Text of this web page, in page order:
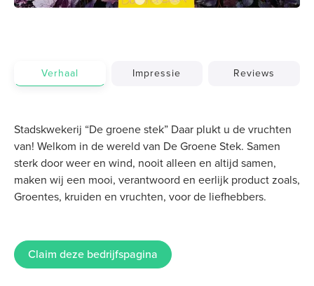
Verhaal Impressie Reviews
Stadskwekerij “De groene stek” Daar plukt u de vruchten
van! Welkom in de wereld van De Groene Stek. Samen
sterk door weer en wind, nooit alleen en altijd samen,
maken wij een mooi, verantwoord en eerlijk product zoals,
Groentes, kruiden en vruchten, voor de liefhebbers.
Claim deze bedrijfspagina